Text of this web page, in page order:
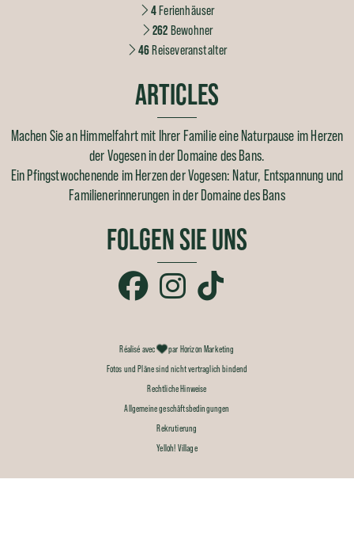
4Ferienhäuser
262 Bewohner
46Reiseveranstalter
ARTICLES
Machen Sie an Himmelfahrt mit Ihrer Familie eine Naturpause im Herzen
der Vogesen in der Domaine des Bans.
Ein Pfingstwochenende im Herzen der Vogesen: Natur, Entspannung und
Familienerinnerungen in der Domaine des Bans
FOLGEN SIE UNS
Réalisé avec
par Horizon Marketing
Fotos und Pläne sind nicht vertraglich bindend
Rechtliche Hinweise
Allgemeine geschäftsbedingungen
Rekrutierung
Yelloh! Village